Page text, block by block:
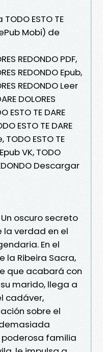
ESTO TE
Mobi) de
REDONDO PDF,
REDONDO Epub,
REDONDO Leer
DOLORES
ESTO TE DARE
ESTO TE DARE
TODO ESTO TE
VK, TODO
Descargar
oscuro secreto
la verdad en el
En el
la Ribeira Sacra,
que acabará con
marido, llega a
cadáver,
sobre el
poderosa familia